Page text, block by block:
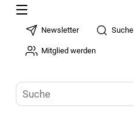
Newsletter Suche
Mitglied werden